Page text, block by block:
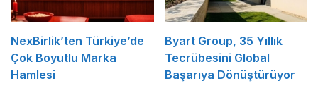
NexBirlik’ten Türkiye’de
Çok Boyutlu Marka
Hamlesi
Byart Group, 35 Yıllık
Tecrübesini Global
Başarıya Dönüştürüyor